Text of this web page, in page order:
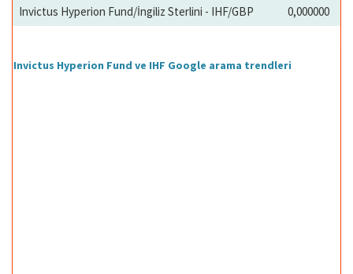
Invictus Hyperion Fund/İngiliz Sterlini - IHF/GBP
0,000000
Invictus Hyperion Fund ve IHF Google arama trendleri